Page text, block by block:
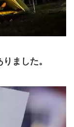
ました。